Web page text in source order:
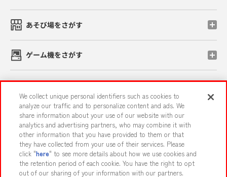
あそび場をさがす
ゲーム機をさがす
イベント・キャンペーン
関連会社 サステナビリティ サイトポリシー
We collect unique personal identifiers such as cookies to
analyze our traffic and to personalize content and ads. We
share information about your use of our website with our
analytics and advertising partners, who may combine it with
other information that you have provided to them or that
they have collected from your use of their services. Please
click "here" to see more details about how we use cookies and
the retention period of each cookie. You have the right to opt
out of our sharing of your information with our partners.